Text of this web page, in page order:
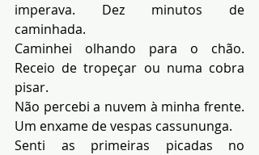
imperava. Dez minutos de
caminhada.
Caminhei olhando para o chão.
Receio de tropeçar ou numa cobra
pisar.
Não percebi a nuvem à minha frente.
Um enxame de vespas cassununga.
Senti as primeiras picadas no